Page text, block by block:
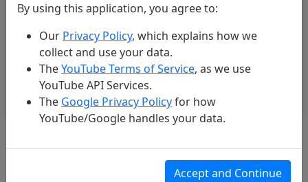
La Magia Costiera della Liguria
By using this application, you agree to:
Our Privacy Policy, which explains how we
collect and use your data.
TheYouTube Terms of Service, as we use
YouTube API Services.
The Google Privacy Policyfor how
YouTube/Google handles your data.
Accept and Continue